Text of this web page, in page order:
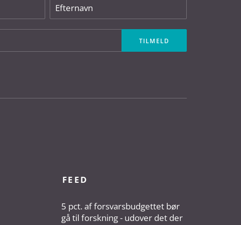
FEED
5 pct. af forsvarsbudgettet bør
gå til forskning - udover det der